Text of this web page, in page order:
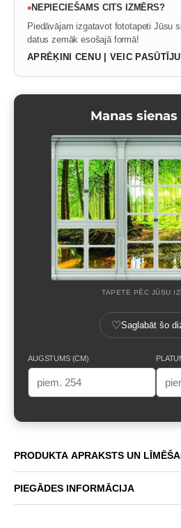
•NEPIECIEŠAMS CITS IZMĒRS?
Piedāvājam izgatavot fototapeti Jūsu
datus zemāk esošajā formā!
APRĒĶINI CENU | VEIC
Manas
TAPETE PĒC JŪSU
♡Saglabāt šo
AUGSTUMS (CM)
PRODUKTA APRAKSTS UN
PIEGĀDES INFORMĀCIJA